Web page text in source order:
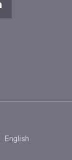
English